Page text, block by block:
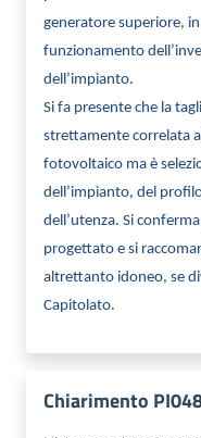
generatore superiore,
funzionamento
dell’impianto.
Si fa presente che la
strettamente correlata
fotovoltaico ma è
dell’impianto, del
dell’utenza. Si
progettato e si
altrettanto idoneo, se
Capitolato.
Chiarimento